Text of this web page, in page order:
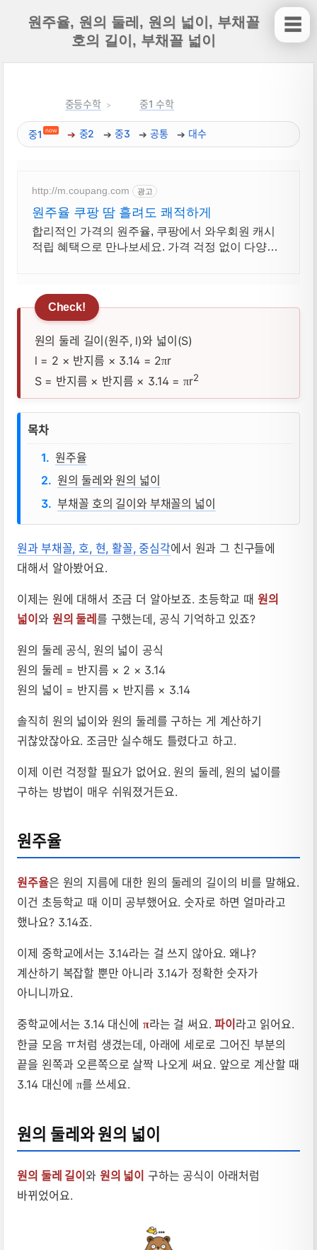
원주율, 원의 둘레, 원의 넓이, 부채꼴
호의 길이, 부채꼴 넓이
중등수학 중1 수학
중1 now 중2 중3 공통 대수
http://m.coupang.com 광고
원주율 쿠팡 땀 흘려도 쾌적하게
합리적인 가격의 원주율, 쿠팡에서 와우회원 캐시
적립 혜택으로 만나보세요. 가격 걱정 없이 다양한
원의 둘레 길이(원주, l)와 넓이(S)
l = 2 × 반지름 × 3.14 = 2πr
S = 반지름 × 반지름 × 3.14 = πr2
원주율, 원의 둘레, 원의 넓이, 부채꼴
목차
원주율
원의 둘레와 원의 넓이
부채꼴 호의 길이와 부채꼴의 넓이
원과 부채꼴, 호, 현, 활꼴, 중심각에서 원과 그 친구들에
대해서 알아봤어요.
이제는 원에 대해서 조금 더 알아보죠. 초등학교 때 원의
넓이와 원의 둘레 를 구했는데, 공식 기억하고 있죠?
원의 둘레 공식, 원의 넓이 공식
원의 둘레 = 반지름 × 2 × 3.14
원의 넓이 = 반지름 × 반지름 × 3.14
솔직히 원의 넓이와 원의 둘레를 구하는 게 계산하기
귀찮았잖아요. 조금만 실수해도 틀렸다고 하고.
이제 이런 걱정할 필요가 없어요. 원의 둘레, 원의 넓이를
구하는 방법이 매우 쉬워졌거든요.
원주율
원주율은 원의 지름에 대한 원의 둘레의 길이의 비를 말해요.
이건 초등학교 때 이미 공부했어요. 숫자로 하면 얼마라고
했나요? 3.14죠.
이제 중학교에서는 3.14라는 걸 쓰지 않아요. 왜냐?
계산하기 복잡할 뿐만 아니라 3.14가 정확한 숫자가
아니니까요.
중학교에서는 3.14 대신에 π라는 걸 써요.파이 라고 읽어요.
한글 모음 ㅠ처럼 생겼는데, 아래에 세로로 그어진 부분의
끝을 왼쪽과 오른쪽으로 살짝 나오게 써요. 앞으로 계산할 때
3.14 대신에 π를 쓰세요.
원의 둘레와 원의 넓이
원의 둘레 길이와 원의 넓이 구하는 공식이 아래처럼
바뀌었어요.
☰